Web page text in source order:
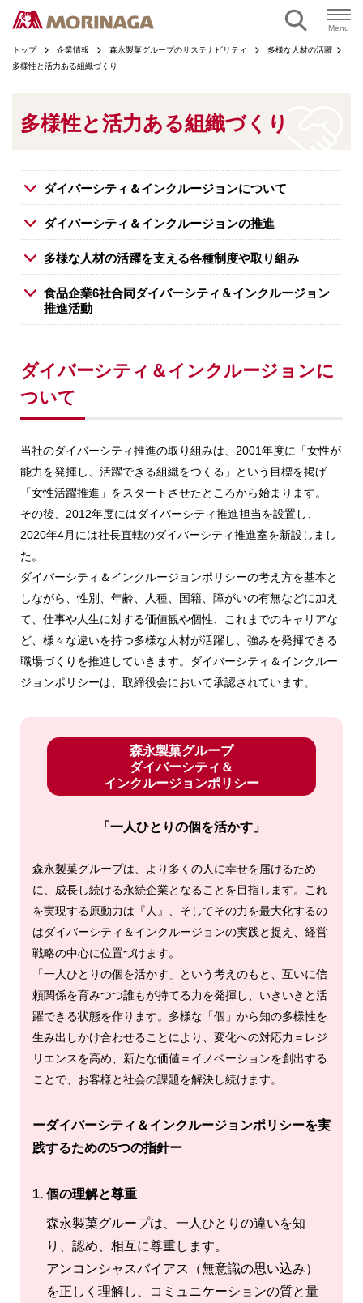
Menu
トップ 企業情報 森永製菓グループのサステナビリティ
多様な人材の活躍
多様性と活力ある組織づくり
多様性と活力ある組織づくり
ダイバーシティ＆インクルージョンについて
ダイバーシティ＆インクルージョンの推進
多様な人材の活躍を支える各種制度や取り組み
食品企業6社合同ダイバーシティ＆インクルージョン
推進活動
ダイバーシティ＆インクルージョンに
ついて
当社のダイバーシティ推進の取り組みは、2001年度に「女性が
能力を発揮し、活躍できる組織をつくる」という目標を掲げ
「女性活躍推進」をスタートさせたところから始まります。
その後、2012年度にはダイバーシティ推進担当を設置し、
2020年4月には社長直轄のダイバーシティ推進室を新設しまし
た。
ダイバーシティ＆インクルージョンポリシーの考え方を基本と
しながら、性別、年齢、人種、国籍、障がいの有無などに加え
て、仕事や人生に対する価値観や個性、これまでのキャリアな
ど、様々な違いを持つ多様な人材が活躍し、強みを発揮できる
職場づくりを推進していきます。ダイバーシティ＆インクルー
ジョンポリシーは、取締役会において承認されています。
森永製菓グループ
ダイバーシティ＆
インクルージョンポリシー
「一人ひとりの個を活かす」
森永製菓グループは、より多くの人に幸せを届けるため
に、成長し続ける永続企業となることを目指します。これ
を実現する原動力は『人』、そしてその力を最大化するの
はダイバーシティ＆インクルージョンの実践と捉え、経営
戦略の中心に位置づけます。
「一人ひとりの個を活かす」という考えのもと、互いに信
頼関係を育みつつ誰もが持てる力を発揮し、いきいきと活
躍できる状態を作ります。多様な「個」から知の多様性を
生み出しかけ合わせることにより、変化への対応力＝レジ
リエンスを高め、新たな価値＝イノベーションを創出する
ことで、お客様と社会の課題を解決し続けます。
ーダイバーシティ＆インクルージョンポリシーを実
践するための5つの指針ー
1. 個の理解と尊重
森永製菓グループは、一人ひとりの違いを知
り、認め、相互に尊重します。
アンコンシャスバイアス（無意識の思い込み）
を正しく理解し、コミュニケーションの質と量